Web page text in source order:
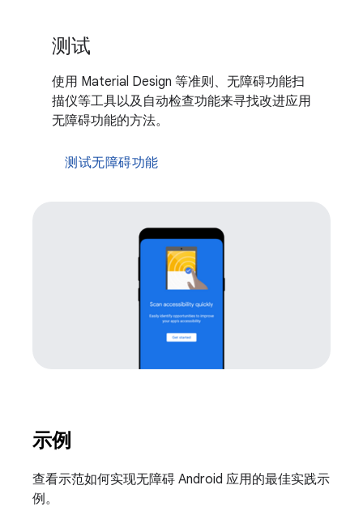
测试
使用 Material Design 等准则、无障碍功能扫
描仪等工具以及自动检查功能来寻找改进应用
无障碍功能的方法。
测试无障碍功能
示例
查看示范如何实现无障碍 Android 应用的最佳实践示
例。